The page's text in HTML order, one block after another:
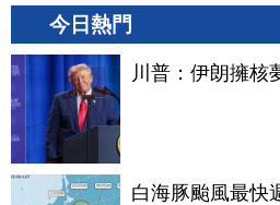
今日熱門
川普：伊朗擁核
白海豚颱風最快